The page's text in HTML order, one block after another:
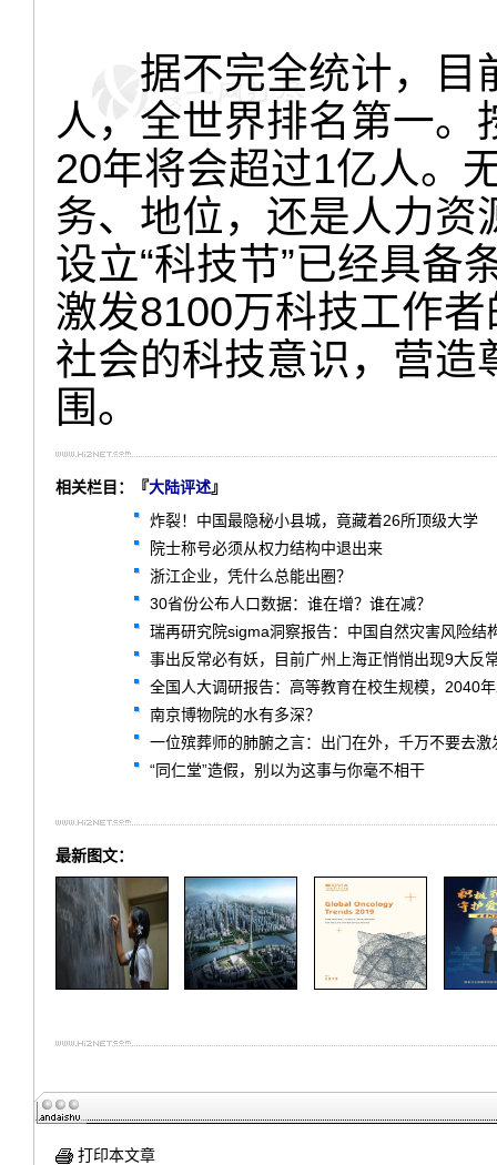
据不完全统计，目
人，全世界排名第一
20年将会超过1亿人。
务、地位，还是人力
设立“科技节”已经具备
激发8100万科技工作
社会的科技意识，营造
围。
相关栏目：『大陆评述』
炸裂！中国最隐秘小县城，竟藏着26所顶级大学
院士称号必须从权力结构中退出来
浙江企业，凭什么总能出圈？
30省份公布人口数据：谁在增？谁在减？
瑞再研究院sigma洞察报告：中国自然灾害风险结
事出反常必有妖，目前广州上海正悄悄出现9大反
全国人大调研报告：高等教育在校生规模，2040
南京博物院的水有多深？
一位殡葬师的肺腑之言：出门在外，千万不要去激
“同仁堂”造假，别以为这事与你毫不相干
最新图文：
打印本文章